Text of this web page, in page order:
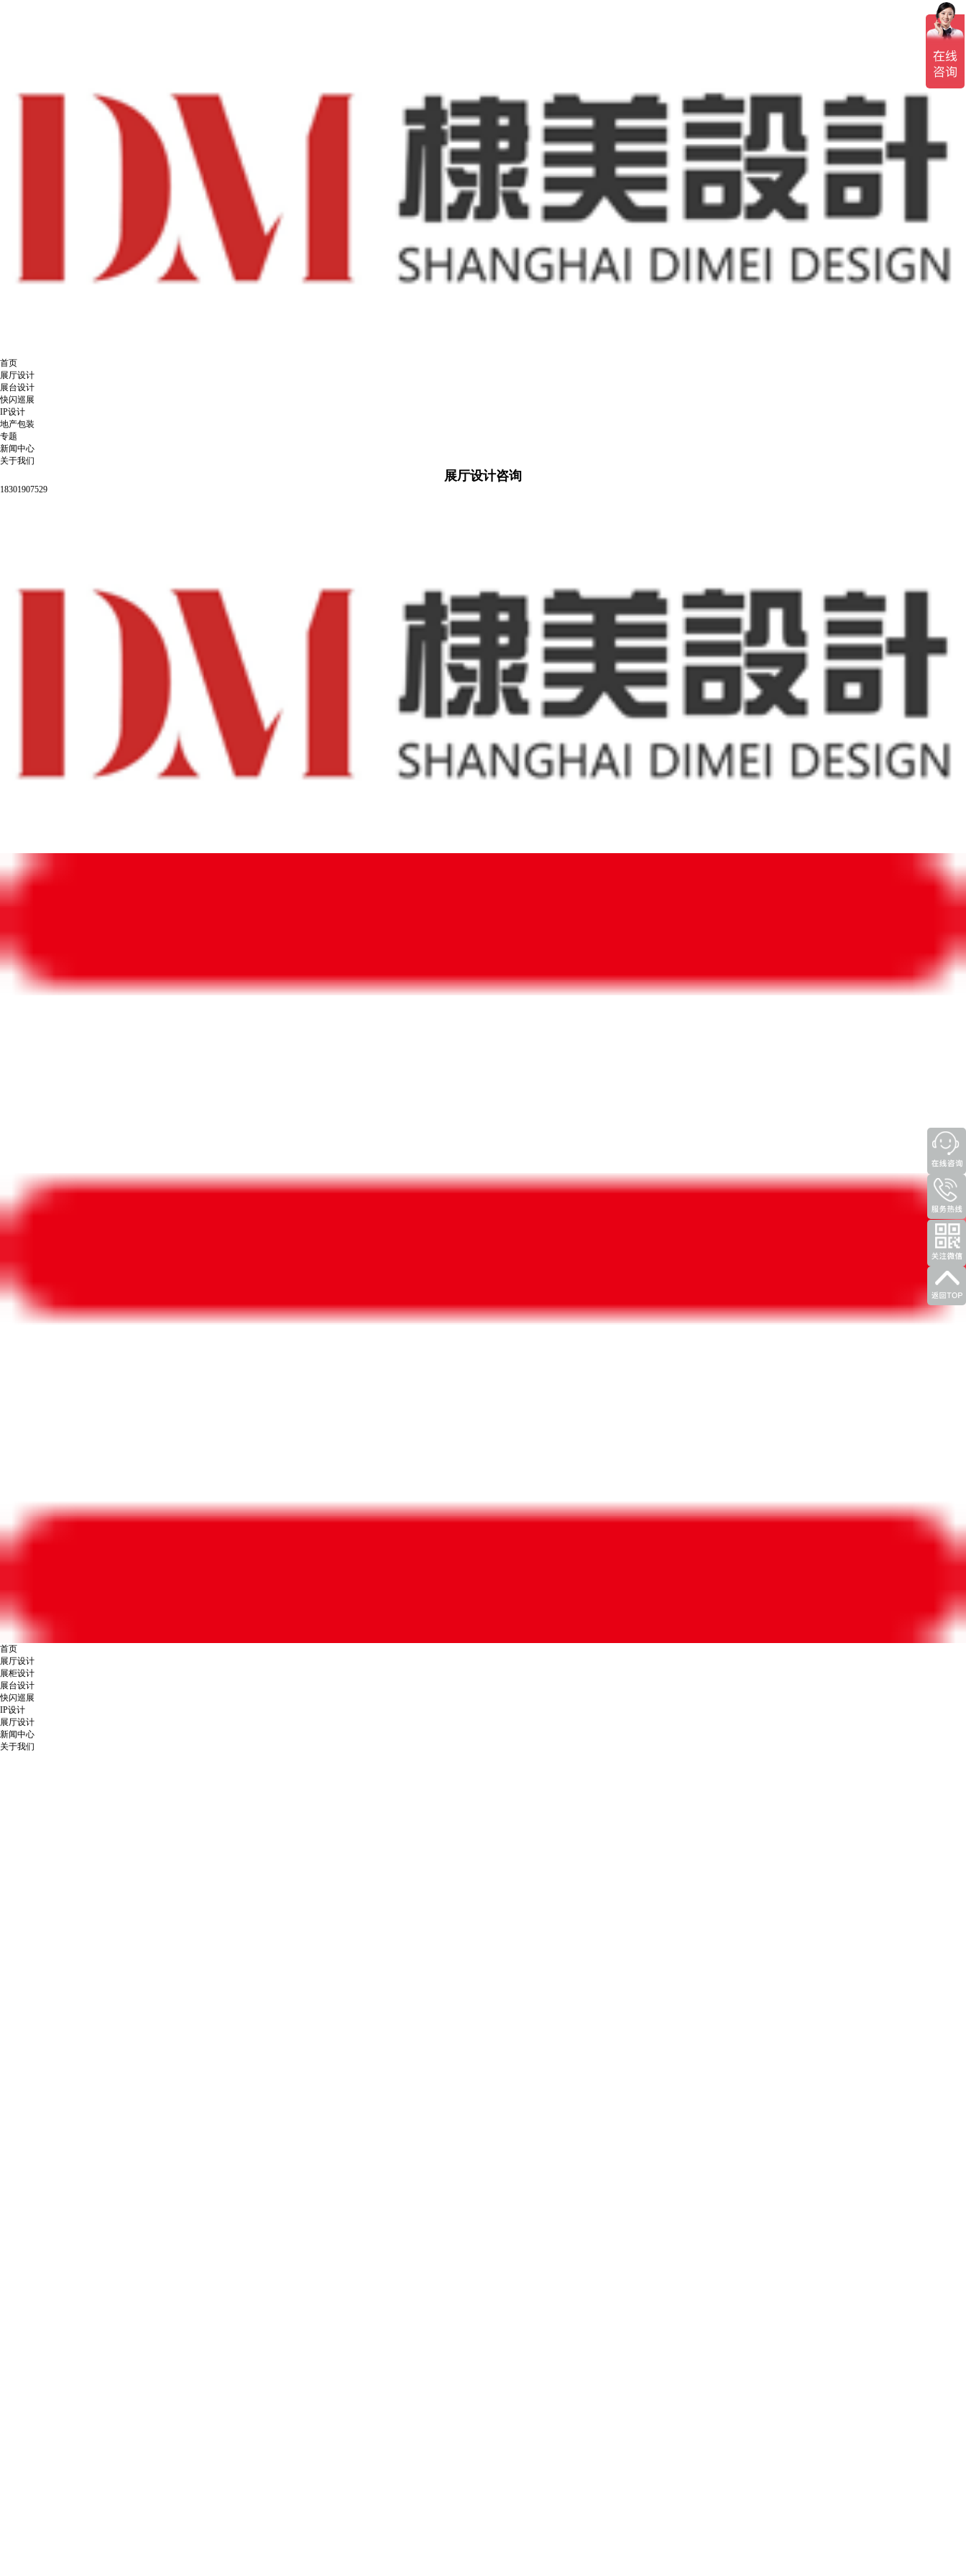
首页
展厅设计
展台设计
快闪巡展
IP设计
地产包装
专题
新闻中心
关于我们
展厅设计咨询
18301907529
首页
展厅设计
展柜设计
展台设计
快闪巡展
IP设计
展厅设计
新闻中心
关于我们